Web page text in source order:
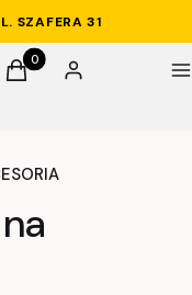
SZAFERA 31
Produkty w koszyku: 0.
Koszyk Zaloguj się